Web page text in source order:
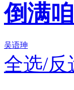
倒满
吴语珅
全选/反